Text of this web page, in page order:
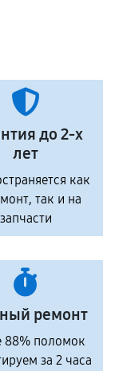
до 2-х
лет
как
так и на
запчасти
ремонт
88% поломок
за 2 часа